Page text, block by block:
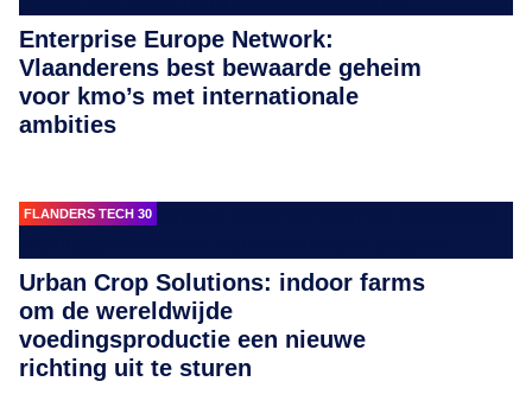
Enterprise Europe Network:
Vlaanderens best bewaarde geheim
voor kmo’s met internationale
ambities
FLANDERS TECH 30
Urban Crop Solutions: indoor farms
om de wereldwijde
voedingsproductie een nieuwe
richting uit te sturen